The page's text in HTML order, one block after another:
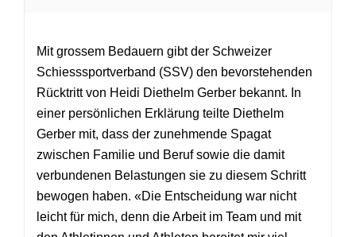
Mit grossem Bedauern gibt der Schweizer
Schiesssportverband (SSV) den bevorstehenden
Rücktritt von Heidi Diethelm Gerber bekannt. In
einer persönlichen Erklärung teilte Diethelm
Gerber mit, dass der zunehmende Spagat
zwischen Familie und Beruf sowie die damit
verbundenen Belastungen sie zu diesem Schritt
bewogen haben. «Die Entscheidung war nicht
leicht für mich, denn die Arbeit im Team und mit